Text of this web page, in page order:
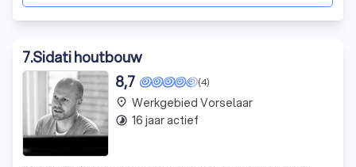
7.Sidati houtbouw
(4)
8,7
place Werkgebied Vorselaar
timelapse 16 jaar actief